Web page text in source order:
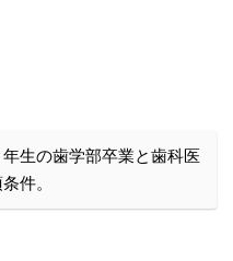
生の歯学部卒業と歯科医
件。